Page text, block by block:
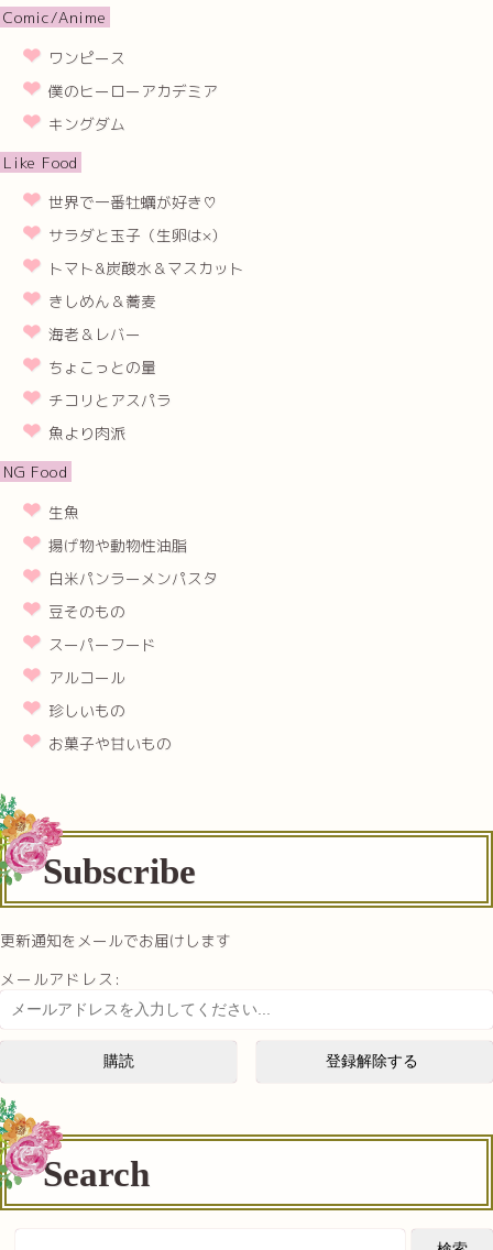
Comic/Anime
ワンピース
僕のヒーローアカデミア
キングダム
Like Food
世界で一番牡蠣が好き♡
サラダと玉子（生卵は×）
トマト&炭酸水＆マスカット
きしめん＆蕎麦
海老＆レバー
ちょこっとの量
チコリとアスパラ
魚より肉派
NG Food
生魚
揚げ物や動物性油脂
白米パンラーメンパスタ
豆そのもの
スーパーフード
アルコール
珍しいもの
お菓子や甘いもの
Subscribe
更新通知をメールでお届けします
メールアドレス:
Search